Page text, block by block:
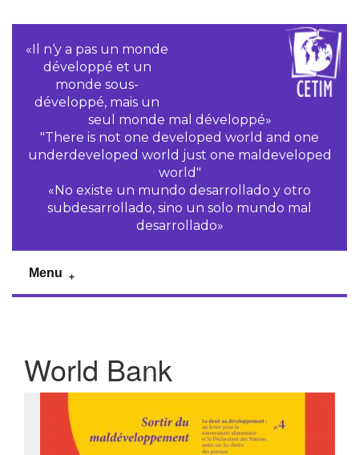
«Il n‘y a pas un monde
développé et un
monde sous-
développé, mais un
seul monde mal développé»
"There is not one developed world and one
underdeveloped world just one maldeveloped
world"
«No existe un mundo desarrollado y otro
subdesarrollado, sino un solo mundo mal
desarrollado»
Menu
World Bank